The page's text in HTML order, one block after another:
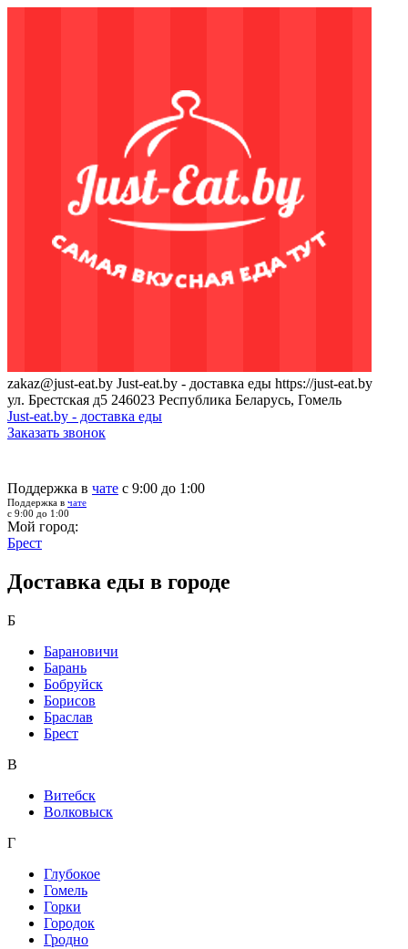
zakaz@just-eat.by Just-eat.by - доставка еды https://just-eat.by
ул. Брестская д5 246023 Республика Беларусь, Гомель
Just-eat.by - доставка еды
Заказать звонок
Поддержка в чате с 9:00 до 1:00
Поддержка в чате
с 9:00 до 1:00
Мой город:
Брест
Доставка еды в городе
Б
Барановичи
Барань
Бобруйск
Борисов
Браслав
Брест
В
Витебск
Волковыск
Г
Глубокое
Гомель
Горки
Городок
Гродно